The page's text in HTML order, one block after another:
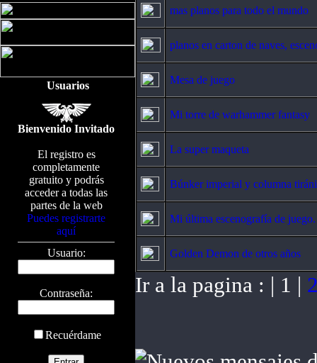
Usuarios
Bienvenido Invitado
El registro es
completamente
gratuito y podrás
acceder a todas las
partes de la web
Puedes registrarte
aquí
Usuario:
Contraseña:
Recuérdame
mas planos para todo el mundo
planos en carton de naves,
Mesa de juego
Mi torre de warhammer fantasy
La super maqueta
Búnker imperial y columna
Mi última escenografía de juego.
Golden Demon de otros años
Ir a la pagina : | 1 |